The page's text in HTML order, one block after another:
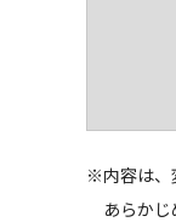
※内容は、
あらかじ